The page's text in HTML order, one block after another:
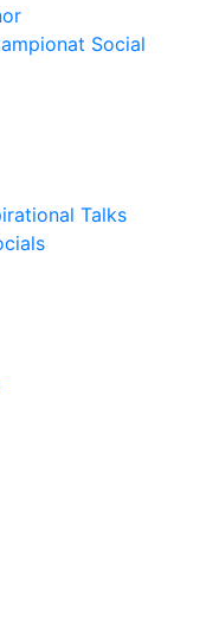
Social
Talks
Out